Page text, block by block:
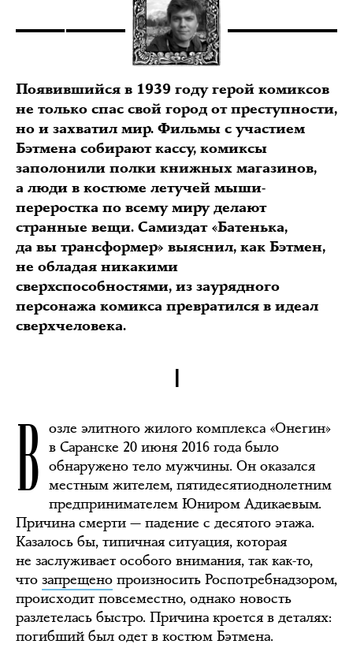
Появившийся в 1939 году герой комиксов
не только спас свой город от преступности,
но и захватил мир. Фильмы с участием
Бэтмена собирают кассу, комиксы
заполонили полки книжных магазинов,
а люди в костюме летучей мыши-
переростка по всему миру делают
странные вещи. Самиздат «Батенька,
да вы трансформер» выяснил, как Бэтмен,
не обладая никакими
сверхспособностями, из заурядного
персонажа комикса превратился в идеал
сверхчеловека.
В озле элитного жилого комплекса «Онегин»
в Саранске 20 июня 2016 года было
обнаружено тело мужчины. Он оказался
местным жителем, пятидесятиоднолетним
предпринимателем Юниром Адикаевым.
Причина смерти — падение с десятого этажа.
Казалось бы, типичная ситуация, которая
не заслуживает особого внимания, так как-то,
что запрещено произносить Роспотребнадзором,
происходит повсеместно, однако новость
разлетелась быстро. Причина кроется в деталях:
погибший был одет в костюм Бэтмена.